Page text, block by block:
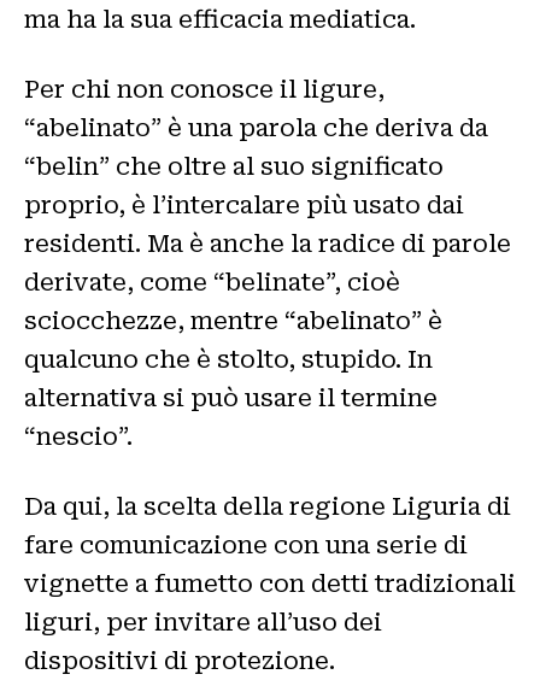
ma ha la sua efficacia mediatica.
Per chi non conosce il ligure,
“abelinato” è una parola che deriva da
“belin” che oltre al suo significato
proprio, è l’intercalare più usato dai
residenti. Ma è anche la radice di parole
derivate, come “belinate”, cioè
sciocchezze, mentre “abelinato” è
qualcuno che è stolto, stupido. In
alternativa si può usare il termine
“nescio”.
Da qui, la scelta della regione Liguria di
fare comunicazione con una serie di
vignette a fumetto con detti tradizionali
liguri, per invitare all’uso dei
dispositivi di protezione.